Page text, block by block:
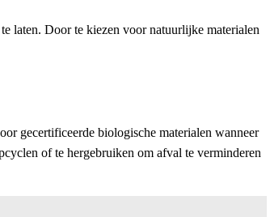
laten. Door te kiezen voor natuurlijke materialen
gecertificeerde biologische materialen wanneer
of te hergebruiken om afval te verminderen